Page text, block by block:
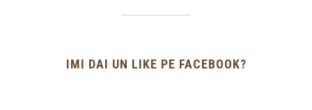
IMI DAI UN LIKE PE FACEBOOK?